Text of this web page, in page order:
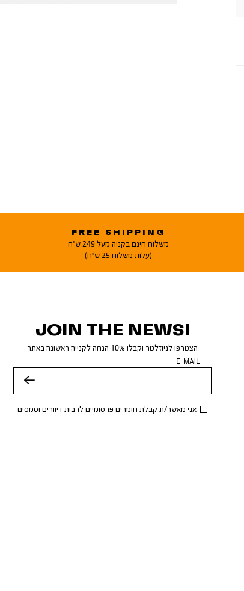
FREE SHIPPING
משלוח חינם בקניה מעל 249 ש"ח
(עלות משלוח 25 ש"ח)
JOIN THE NEWS!
הצטרפו לניוזלטר וקבלו 10% הנחה לקנייה ראשונה באתר
E-MAIL
אני מאשר/ת קבלת חומרים פרסומיים לרבות דיוורים וסמסים